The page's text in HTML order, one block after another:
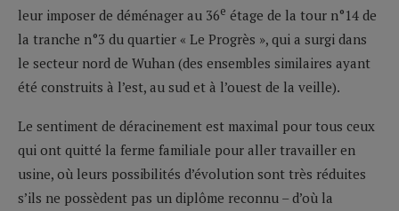
leur imposer de déménager au 36e étage de la tour n°14 de
la tranche n°3 du quartier « Le Progrès », qui a surgi dans
le secteur nord de Wuhan (des ensembles similaires ayant
été construits à l’est, au sud et à l’ouest de la veille).
Le sentiment de déracinement est maximal pour tous ceux
qui ont quitté la ferme familiale pour aller travailler en
usine, où leurs possibilités d’évolution sont très réduites
s’ils ne possèdent pas un diplôme reconnu – d’où la